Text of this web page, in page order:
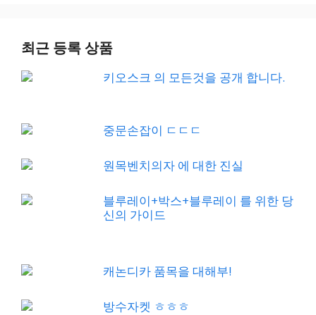
최근 등록 상품
키오스크 의 모든것을 공개 합니다.
중문손잡이 ㄷㄷㄷ
원목벤치의자 에 대한 진실
블루레이+박스+블루레이 를 위한 당
신의 가이드
캐논디카 품목을 대해부!
방수자켓 ㅎㅎㅎ